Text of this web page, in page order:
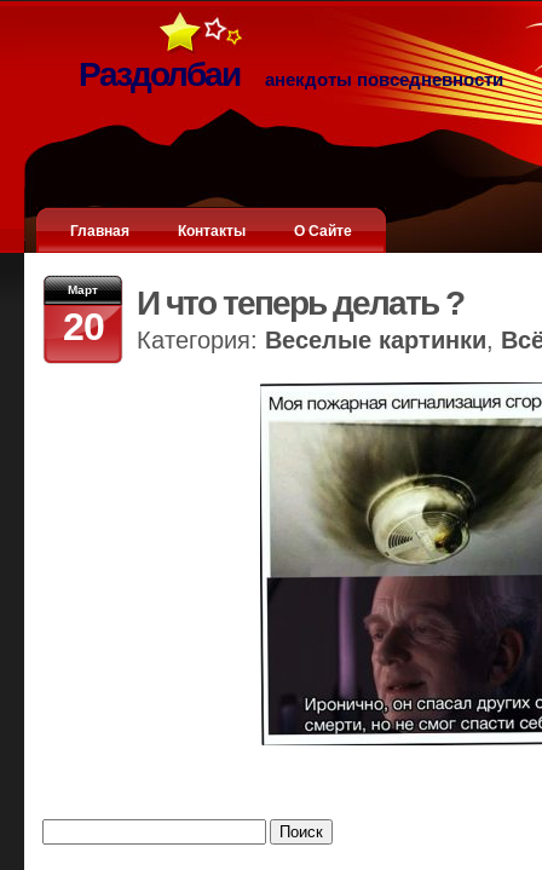
Раздолбаи анекдоты повседневности
Главная Контакты О Сайте
Март
20
И что теперь делать ?
Категория: Веселые картинки,